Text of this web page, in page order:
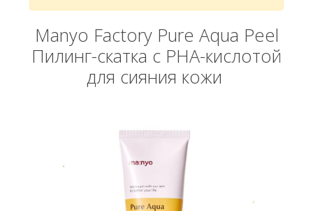
Manyo Factory Pure Aqua Peel
Пилинг-скатка с PHA-кислотой
для сияния кожи